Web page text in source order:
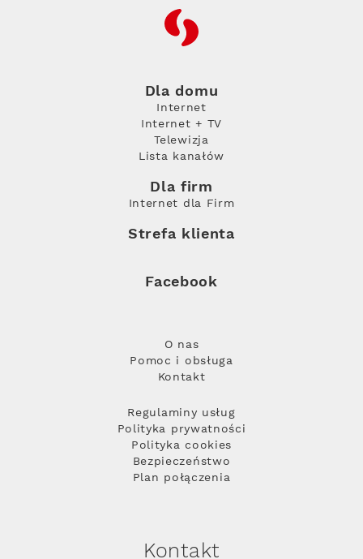
RFC
Dla domu
Internet
Internet + TV
Telewizja
Lista kanałów
Dla firm
Internet dla Firm
Strefa klienta
Facebook
O nas
Pomoc i obsługa
Kontakt
Regulaminy usług
Polityka prywatności
Polityka cookies
Bezpieczeństwo
Plan połączenia
Kontakt